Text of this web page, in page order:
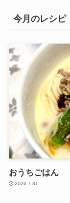
今月のレシピ
おうちごはん
2026.7.31